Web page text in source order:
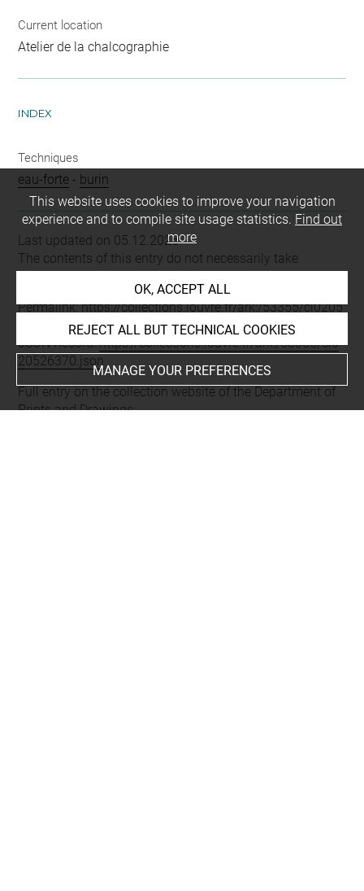
Current location
Atelier de la chalcographie
INDEX
Techniques
eau-forte - burin
Last updated on 05.12.2025
The contents of this entry do not necessarily take
account of the latest data.
Permalink:https://collections.louvre.fr/ark:/53355/cl0205
JSON Record:https://collections.louvre.fr/ark:/53355/cl0
20526370.json
Full entry on the collection website of the Department of
Prints and Drawings:
This website uses cookies to improve your navigation
experience and to compile site usage statistics. Find out
more
OK, ACCEPT ALL
REJECT ALL BUT TECHNICAL COOKIES
MANAGE YOUR PREFERENCES